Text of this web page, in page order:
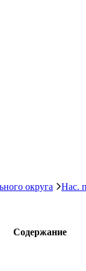
округа
Нас.
Содержание